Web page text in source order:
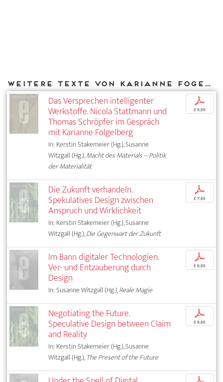
Weitere Texte von Karianne Fogelberg bei DIAPHANES
Das Versprechen intelligenter
Werkstoffe. Nicola Stattmann und
Thomas Schröpfer im Gespräch
mit Karianne Folgelberg
In: Kerstin Stakemeier (Hg.), Susanne
Witzgall (Hg.),Macht des Materials – Politik
der Materialität
p
€ 9,95
Die Zukunft verhandeln.
Spekulatives Design zwischen
Anspruch und Wirklichkeit
In: Kerstin Stakemeier (Hg.), Susanne
Witzgall (Hg.),Die Gegenwart der Zukunft
p
€ 7,95
Im Bann digitaler Technologien.
Ver- und Entzauberung durch
Design
In: Susanne Witzgall (Hg.),Reale Magie
p
€ 9,95
Negotiating the Future.
Speculative Design between Claim
and Reality
In: Kerstin Stakemeier (Hg.), Susanne
Witzgall (Hg.),The Present of the Future
p
€ 9,95